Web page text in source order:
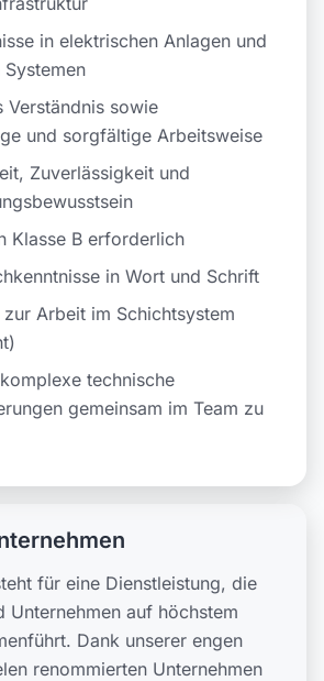
in elektrischen Anlagen und
Verständnis sowie
und sorgfältige Arbeitsweise
Zuverlässigkeit und
Klasse B erforderlich
in Wort und Schrift
zur Arbeit im Schichtsystem
technische
gemeinsam im Team zu
für eine Dienstleistung, die
Unternehmen auf höchstem
Dank unserer engen
renommierten Unternehmen